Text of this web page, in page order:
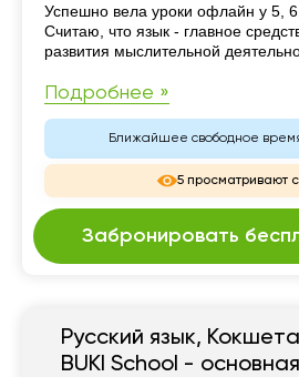
Резюме
Успешно вела уроки офлайн у 5,
Считаю, что язык - главное
развития мыслительной
Подробнее »
Ближайшее свободное
5 просматривают
Забронировать
Русский язык,
BUKI School -